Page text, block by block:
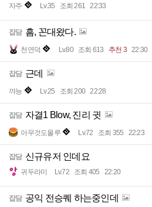
자주 Lv.35 조회 261 22:33
잡담 흠, 꼰대왔다.
천연덕 Lv.80 조회 613 추천 3 22:30
잡담 근데
꺄능 Lv.25 조회 200 22:28
잡담 자결1 Blow, 진리 귓
아무것도몰루 Lv.72 조회 355 22:23
잡담 신규유저 인데요
귀두라미 Lv.72 조회 405 22:20
잡담 공익 전승퀘 하는중인데